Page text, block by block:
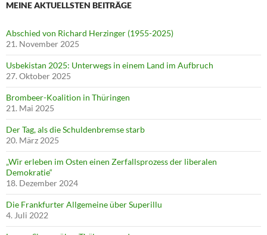
MEINE AKTUELLSTEN BEITRÄGE
Abschied von Richard Herzinger (1955-2025)
21. November 2025
Usbekistan 2025: Unterwegs in einem Land im Aufbruch
27. Oktober 2025
Brombeer-Koalition in Thüringen
21. Mai 2025
Der Tag, als die Schuldenbremse starb
20. März 2025
„Wir erleben im Osten einen Zerfallsprozess der liberalen
Demokratie“
18. Dezember 2024
Die Frankfurter Allgemeine über Superillu
4. Juli 2022